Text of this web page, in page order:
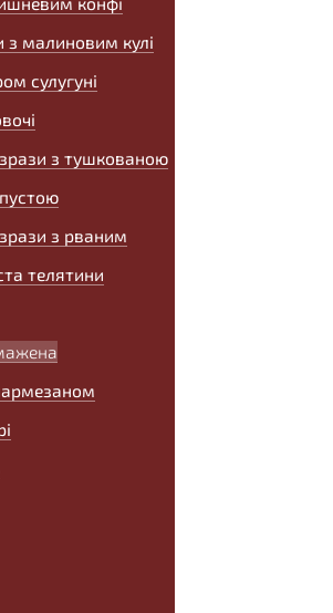
з малиновим кулі
сулугуні
з тушкованою
з рваним
телятини